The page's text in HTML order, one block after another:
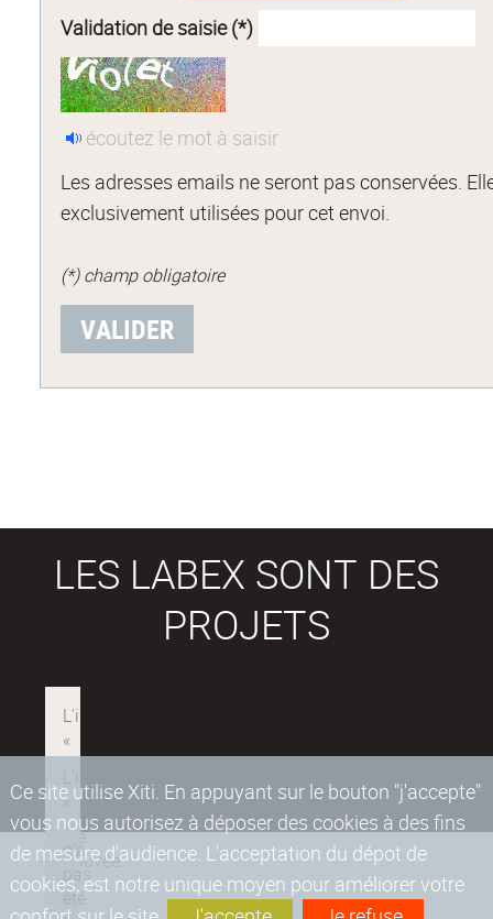
Ce site utilise Xiti. En appuyant sur le bouton "j'accepte"
vous nous autorisez à déposer des cookies à des fins
de mesure d'audience. L'acceptation du dépot de
cookies, est notre unique moyen pour améliorer votre
Validation de saisie (*)
écoutez le mot à saisir
Les adresses emails ne seront pas conservées.
exclusivement utilisées pour cet envoi.
(*) champ obligatoire
LES LABEX SONT DES
PROJETS